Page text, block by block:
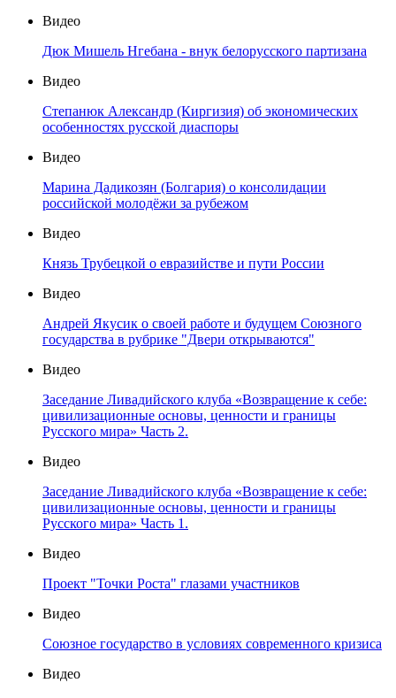
Видео
Дюк Мишель Нгебана - внук белорусского партизана
Видео
Степанюк Александр (Киргизия) об экономических
особенностях русской диаспоры
Видео
Марина Дадикозян (Болгария) о консолидации
российской молодёжи за рубежом
Видео
Князь Трубецкой о евразийстве и пути России
Видео
Андрей Якусик о своей работе и будущем Союзного
государства в рубрике "Двери открываются"
Видео
Заседание Ливадийского клуба «Возвращение к себе:
цивилизационные основы, ценности и границы
Русского мира» Часть 2.
Видео
Заседание Ливадийского клуба «Возвращение к себе:
цивилизационные основы, ценности и границы
Русского мира» Часть 1.
Видео
Проект "Точки Роста" глазами участников
Видео
Союзное государство в условиях современного кризиса
Видео